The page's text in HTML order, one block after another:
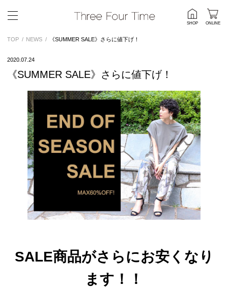
SHOP ONLINE
TOP NEWS 《SUMMER SALE》さらに値下げ！
2020.07.24
《SUMMER SALE》さらに値下げ！
SALE商品がさらにお安くなり
ます！！